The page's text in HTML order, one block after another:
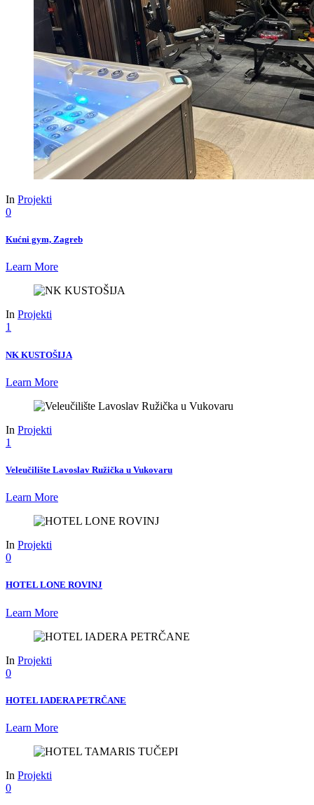
In Projekti
0
Kućni gym, Zagreb
Learn More
In Projekti
1
NK KUSTOŠIJA
Learn More
In Projekti
1
Veleučilište Lavoslav Ružička u Vukovaru
Learn More
In Projekti
0
HOTEL LONE ROVINJ
Learn More
In Projekti
0
HOTEL IADERA PETRČANE
Learn More
In Projekti
0